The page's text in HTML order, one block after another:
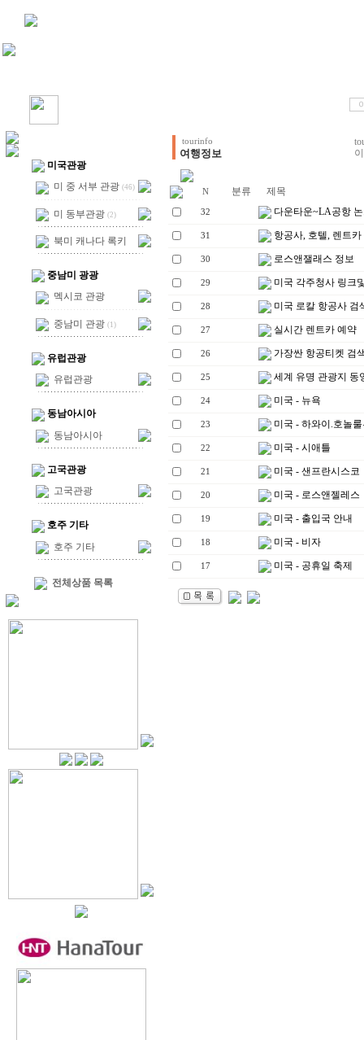
미국관광
미 중 서부 관광 (46)
미 동부관광 (2)
북미 캐나다 록키
중남미 광광
멕시코 관광
중남미 관광 (1)
유럽관광
유럽관광
동남아시아
동남아시아
고국관광
고국관광
호주 기타
호주 기타
전체상품 목록
tourinfo
여행정보
N 분류 제목
32 다운타운~LA공항
31 항공사, 호텔, 렌트
30 로스앤잴래스 정보
29 미국 각주청사 링크
28 미국 로칼 항공사 검
27 실시간 렌트카 예약
26 가장싼 항공티켓 검
25 세계 유명 관광지 동
24 미국 - 뉴욕
23 미국 - 하와이.호놀
22 미국 - 시애틀
21 미국 - 샌프란시스코
20 미국 - 로스앤젤레스
19 미국 - 출입국 안내
18 미국 - 비자
17 미국 - 공휴일 축제